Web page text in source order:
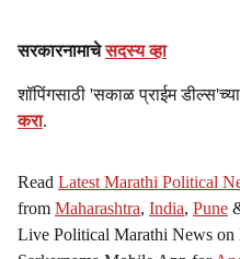
सरकारनामाचेसदस्य व्हा
शॉपिंगसाठी 'सकाळ प्राईम
करा.
Read Latest Marathi Political
from Maharashtra, India, Pune
Live Political Marathi News